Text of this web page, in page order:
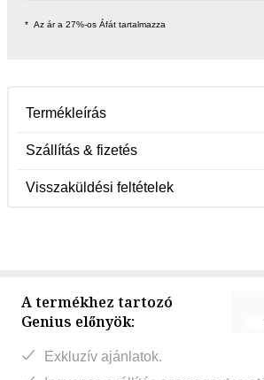
Az ár a 27%-os Áfát tartalmazza
Termékleírás
Szállítás & fizetés
Visszaküldési feltételek
A termékhez tartozó
Genius előnyök:
Exkluzív ajánlatok.